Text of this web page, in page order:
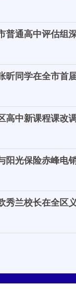
普通高中评估组
昕同学在全市首
高中新课程课改
阳光保险赤峰电
秀兰校长在全区